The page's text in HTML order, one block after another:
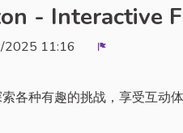
- Interactive
2025 11:16
各种有趣的挑战，享受互动体